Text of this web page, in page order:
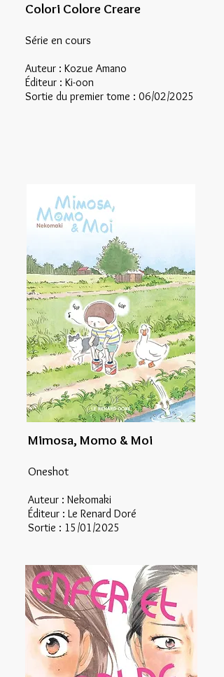
Colori Colore Creare
Série en cours
Auteur : Kozue Amano
Éditeur : Ki-oon
Sortie du premier tome : 06/02/2025
Mimosa, Momo & Moi
Oneshot
Auteur : Nekomaki
Éditeur : Le Renard Doré
Sortie : 15/01/2025